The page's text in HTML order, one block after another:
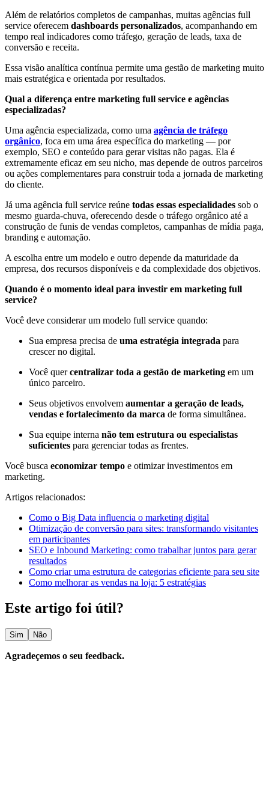
Além de relatórios completos de campanhas, muitas agências full
service oferecem dashboards personalizados, acompanhando em
tempo real indicadores como tráfego, geração de leads, taxa de
conversão e receita.
Essa visão analítica contínua permite uma gestão de marketing muito
mais estratégica e orientada por resultados.
Qual a diferença entre marketing full service e agências
especializadas?
Uma agência especializada, como uma agência de tráfego
orgânico, foca em uma área específica do marketing — por
exemplo, SEO e conteúdo para gerar visitas não pagas. Ela é
extremamente eficaz em seu nicho, mas depende de outros parceiros
ou ações complementares para construir toda a jornada de marketing
do cliente.
Já uma agência full service reúne todas essas especialidades sob o
mesmo guarda-chuva, oferecendo desde o tráfego orgânico até a
construção de funis de vendas completos, campanhas de mídia paga,
branding e automação.
A escolha entre um modelo e outro depende da maturidade da
empresa, dos recursos disponíveis e da complexidade dos objetivos.
Quando é o momento ideal para investir em marketing full
service?
Você deve considerar um modelo full service quando:
Sua empresa precisa de uma estratégia integrada para
crescer no digital.
Você quercentralizar toda a gestão de marketing em um
único parceiro.
Seus objetivos envolvem aumentar a geração de leads,
vendas e fortalecimento da marca de forma simultânea.
Sua equipe interna não tem estrutura ou especialistas
suficientes para gerenciar todas as frentes.
Você busca economizar tempo e otimizar investimentos em
marketing.
Artigos relacionados:
Como o Big Data influencia o marketing digital
Otimização de conversão para sites: transformando visitantes
em participantes
SEO e Inbound Marketing: como trabalhar juntos para gerar
resultados
Como criar uma estrutura de categorias eficiente para seu site
Como melhorar as vendas na loja: 5 estratégias
Este artigo foi útil?
Sim Não
Agradeçemos o seu feedback.